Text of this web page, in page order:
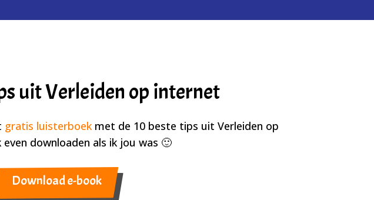
uit Verleiden op internet
gratis luisterboekmet de 10 beste tips uit Verleiden op
downloaden als ik jou was 🙂